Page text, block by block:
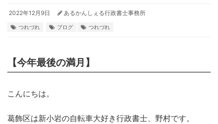
2022年12月9日 あるかんしぇる行政書士事務所
つれづれ ブログ つれづれ
【今年最後の満月】
こんにちは。
葛飾区は新小岩の自転車大好き行政書士、野村です。